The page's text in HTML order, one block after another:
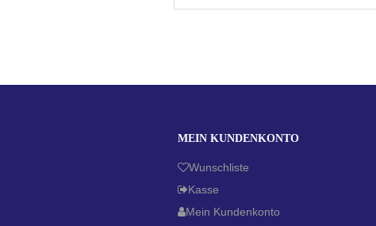
MEIN KUNDENKONTO
Wunschliste
Kasse
Mein Kundenkonto